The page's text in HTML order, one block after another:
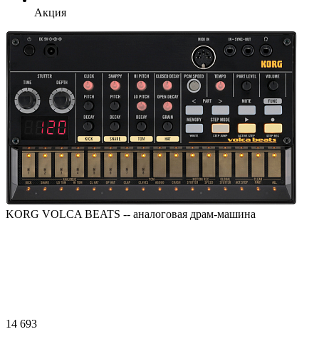
Акция
KORG VOLCA BEATS -- аналоговая драм-машина
14 693